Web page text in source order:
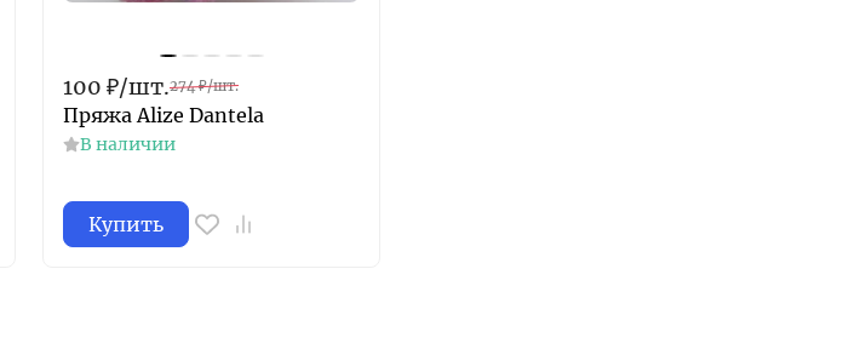
100 ₽/шт.274 ₽/шт.
Пряжа Alize Dantela
В наличии
Купить